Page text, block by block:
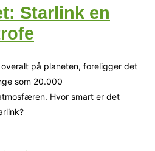
Starlink en
på planeten, foreligger det
som 20.000
Hvor smart er det